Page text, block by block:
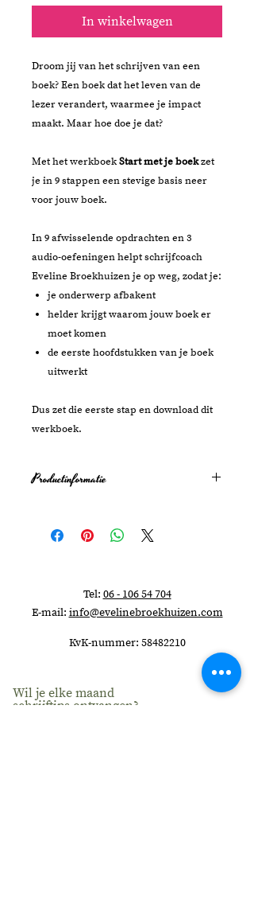
In winkelwagen
Droom jij van het schrijven van een
boek? Een boek dat het leven van de
lezer verandert, waarmee je impact
maakt. Maar hoe doe je dat?
Met het werkboekStart met je boekzet
je in 9 stappen een stevige basis neer
voor jouw boek.
In 9 afwisselende opdrachten en 3
audio-oefeningen helpt schrijfcoach
Eveline Broekhuizen je op weg, zodat je:
je onderwerp afbakent
helder krijgt waarom jouw boek er
moet komen
de eerste hoofdstukken van je boek
uitwerkt
Dus zet die eerste stap en download dit
werkboek.
Productinformatie
19 pagina's
Tel: 06 - 106 54 704
E-mail: info@evelinebroekhuizen.com
KvK-nummer: 58482210
Wil je elke maand
schrijftips ontvangen?